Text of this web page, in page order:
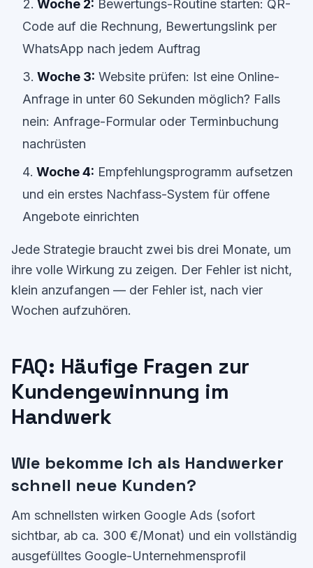
Woche 2: Bewertungs-Routine starten: QR-
Code auf die Rechnung, Bewertungslink per
WhatsApp nach jedem Auftrag
Woche 3: Website prüfen: Ist eine Online-
Anfrage in unter 60 Sekunden möglich? Falls
nein: Anfrage-Formular oder Terminbuchung
nachrüsten
Woche 4: Empfehlungsprogramm aufsetzen
und ein erstes Nachfass-System für offene
Angebote einrichten
Jede Strategie braucht zwei bis drei Monate, um
ihre volle Wirkung zu zeigen. Der Fehler ist nicht,
klein anzufangen — der Fehler ist, nach vier
Wochen aufzuhören.
FAQ: Häufige Fragen zur
Kundengewinnung im
Handwerk
Wie bekomme ich als Handwerker
schnell neue Kunden?
Am schnellsten wirken Google Ads (sofort
sichtbar, ab ca. 300 €/Monat) und ein vollständig
ausgefülltes Google-Unternehmensprofil